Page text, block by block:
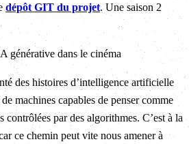
dépôt GIT du projet. Une saison 2
générative dans le cinéma
des histoires d’intelligence artificielle
machines capables de penser comme
contrôlées par des algorithmes. C’est à la
ce chemin peut vite nous amener à